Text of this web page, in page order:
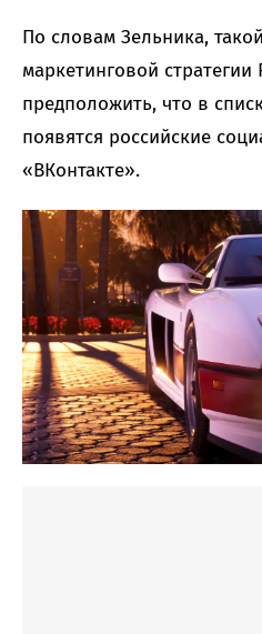
По словам Зельника,
маркетинговой
предположить, что в
появятся российские
«ВКонтакте».